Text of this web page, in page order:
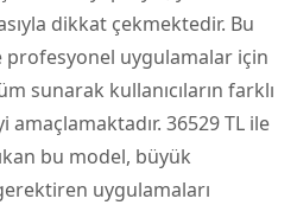
dikkat çekmektedir. Bu
profesyonel uygulamalar için
sunarak kullanıcıların farklı
36529 TL ile
bu model, büyük
uygulamaları